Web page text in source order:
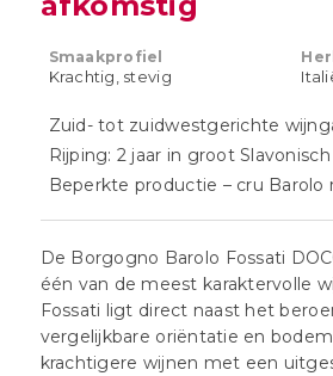
Smaakprofiel
Krachtig, stevig
Zuid- tot zuidwestgerichte
Rijping: 2 jaar in groot
Beperkte productie – cru
De Borgogno Barolo Fossati
één van de meest karaktervolle
Fossati ligt direct naast het
vergelijkbare oriëntatie en
krachtigere wijnen met een